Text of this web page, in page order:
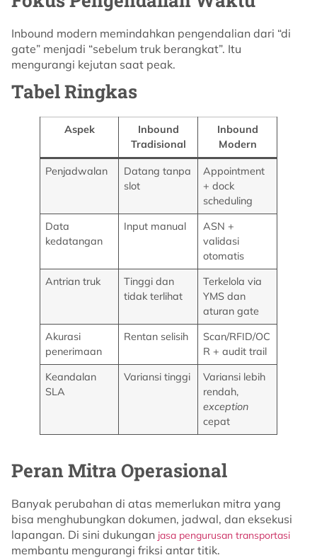
Inbound modern memindahkan pengendalian dari “di
gate” menjadi “sebelum truk berangkat”. Itu
mengurangi kejutan saat peak.
Tabel Ringkas
Aspek
Inbound
Tradisional
Inbound
Modern
Penjadwalan
Datang tanpa
slot
Appointment
+ dock
scheduling
Data
kedatangan
Input manual
ASN +
validasi
otomatis
Antrian truk
Tinggi dan
tidak terlihat
Terkelola via
YMS dan
aturan gate
Akurasi
penerimaan
Rentan selisih
Scan/RFID/OC
R + audit trail
Keandalan
SLA
Variansi tinggi
Variansi lebih
rendah,
exception
cepat
Peran Mitra Operasional
Banyak perubahan di atas memerlukan mitra yang
bisa menghubungkan dokumen, jadwal, dan eksekusi
lapangan. Di sini dukungan jasa pengurusan transportasi
membantu mengurangi friksi antar titik.